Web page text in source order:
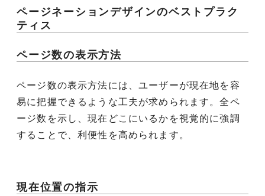
ページネーションデザインのベストプラク
ティス
ページ数の表示方法
ページ数の表示方法には、ユーザーが現在地を容
易に把握できるような工夫が求められます。全ペ
ージ数を示し、現在どこにいるかを視覚的に強調
することで、利便性を高められます。
現在位置の指示